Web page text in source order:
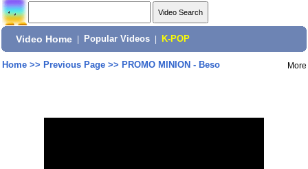
Video Home Popular Videos K-POP
Home>> Previous Page>> PROMO MINION - Beso More